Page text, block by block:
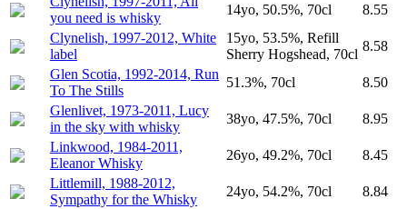
you need is whisky
14yo, 50.5%, 70cl
8.55
Clynelish, 1997-2012, White
label
15yo, 53.5%, Refill
Sherry Hogshead, 70cl
8.58
Glen Scotia, 1992-2014, Run
To The Stills
51.3%, 70cl
8.50
Glenlivet, 1973-2011, Lucy
in the sky with whisky
38yo, 47.5%, 70cl
8.95
Linkwood, 1984-2011,
Eleanor Whisky
26yo, 49.2%, 70cl
8.45
Littlemill, 1988-2012,
Sympathy for the Whisky
24yo, 54.2%, 70cl
8.84